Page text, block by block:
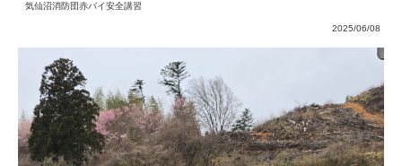
気仙沼消防団赤バイ安全講習
2025/06/08